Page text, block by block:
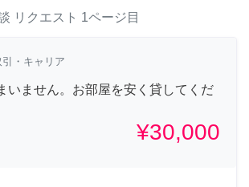
リクエスト 1ページ目
引・キャリア
いません。お部屋を安く貸してくだ
¥30,000